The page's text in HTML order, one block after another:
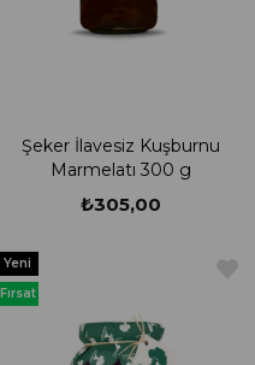
Şeker İlavesiz Kuşburnu
Marmelatı 300 g
₺305,00
Yeni
Ürün
Fırsat